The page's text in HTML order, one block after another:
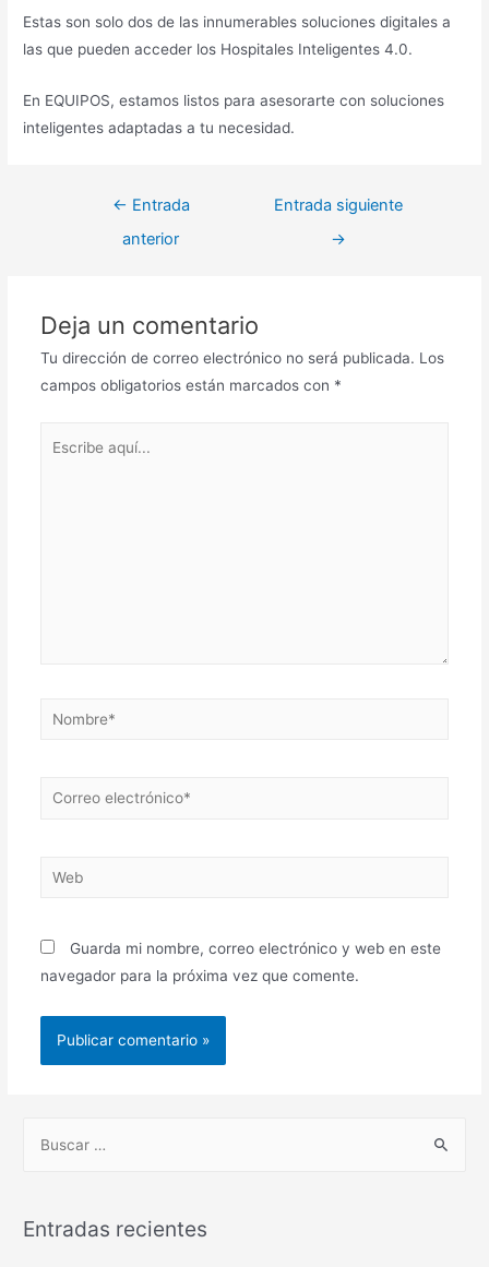
Estas son solo dos de las innumerables soluciones digitales a
las que pueden acceder los Hospitales Inteligentes 4.0.
En EQUIPOS, estamos listos para asesorarte con soluciones
inteligentes adaptadas a tu necesidad.
Navegación
← Entrada
anterior
Entrada siguiente
→
Deja un comentario
Tu dirección de correo electrónico no será publicada. Los
campos obligatorios están marcados con *
Nombre*
Correo
Web
Guarda mi nombre, correo electrónico y web en este
navegador para la próxima vez que comente.
c
Entradas recientes